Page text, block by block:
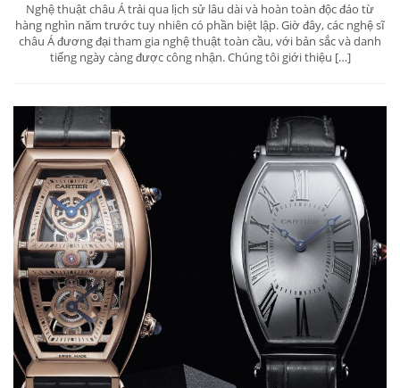
Nghệ thuật châu Á trải qua lịch sử lâu dài và hoàn toàn độc đáo từ
hàng nghìn năm trước tuy nhiên có phần biệt lập. Giờ đây, các nghệ sĩ
châu Á đương đại tham gia nghệ thuật toàn cầu, với bản sắc và danh
tiếng ngày càng được công nhận. Chúng tôi giới thiệu […]